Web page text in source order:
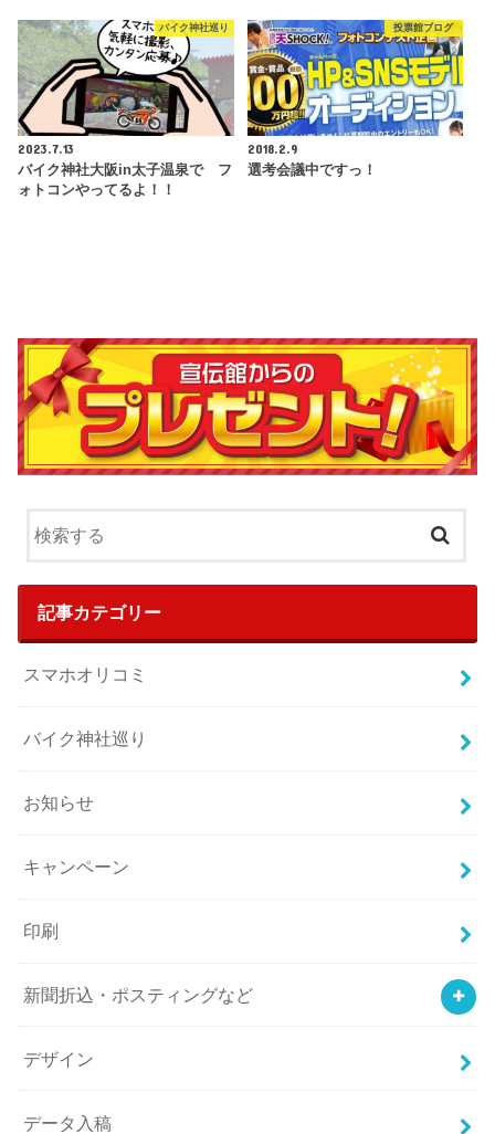
バイク神社巡り
2023.7.13
バイク神社大阪in太子温泉で フ
ォトコンやってるよ！！
投票館ブログ
2018.2.9
選考会議中ですっ！
記事カテゴリー
スマホオリコミ
バイク神社巡り
お知らせ
キャンペーン
印刷
新聞折込・ポスティングなど
デザイン
データ入稿